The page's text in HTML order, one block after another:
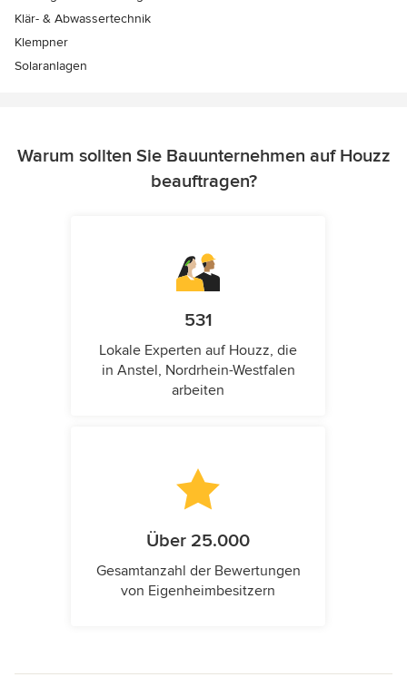
Klär- & Abwassertechnik
Klempner
Solaranlagen
Warum sollten Sie Bauunternehmen auf Houzz
beauftragen?
531
Lokale Experten auf Houzz, die
in Anstel, Nordrhein-Westfalen
arbeiten
Über 25.000
Gesamtanzahl der Bewertungen
von Eigenheimbesitzern